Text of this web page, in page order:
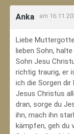
Anka am
Liebe
lieben Sohn,
Sohn Jesu
richtig traurig, er
ich die Sorgen
Jesus Christus
dran, sorge du
ihn, mach ihn
kämpfen, geh du